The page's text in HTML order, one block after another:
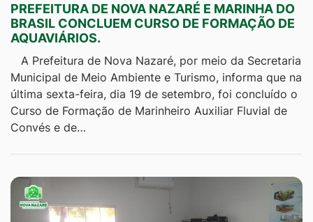
PREFEITURA DE NOVA NAZARÉ E MARINHA DO
BRASIL CONCLUEM CURSO DE FORMAÇÃO DE
AQUAVIÁRIOS.
A Prefeitura de Nova Nazaré, por meio da Secretaria
Municipal de Meio Ambiente e Turismo, informa que na
última sexta-feira, dia 19 de setembro, foi concluído o
Curso de Formação de Marinheiro Auxiliar Fluvial de
Convés e de…